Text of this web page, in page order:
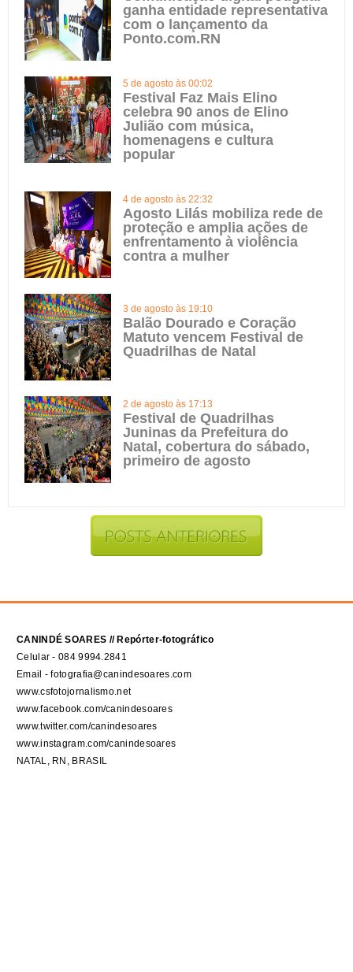
ganha entidade representativa
com o lançamento da
Ponto.com.RN
5 de agosto às 00:02
Festival Faz Mais Elino
celebra 90 anos de Elino
Julião com música,
homenagens e cultura
popular
4 de agosto às 22:32
Agosto Lilás mobiliza rede de
proteção e amplia ações de
enfrentamento à violência
contra a mulher
3 de agosto às 19:10
Balão Dourado e Coração
Matuto vencem Festival de
Quadrilhas de Natal
2 de agosto às 17:13
Festival de Quadrilhas
Juninas da Prefeitura do
Natal, cobertura do sábado,
primeiro de agosto
CANINDÉ SOARES // Repórter-fotográfico
Celular - 084 9994.2841
Email - fotografia@canindesoares.com
www.csfotojornalismo.net
www.facebook.com/canindesoares
www.twitter.com/canindesoares
www.instagram.com/canindesoares
NATAL, RN, BRASIL